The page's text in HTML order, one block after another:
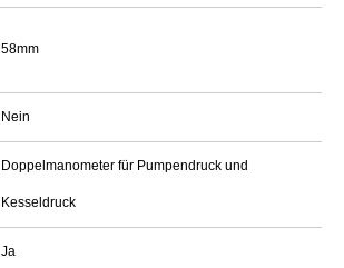
58mm
Nein
Doppelmanometer für Pumpendruck und
Kesseldruck
Ja